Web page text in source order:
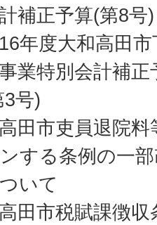
補正予算(第8号)
年度大和高田市
業特別会計補正
3号)
田市吏員退院料
する条例の一
いて
田市税賦課徴収